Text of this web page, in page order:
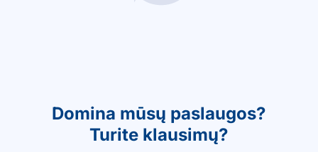
Domina mūsų paslaugos?
Turite klausimų?